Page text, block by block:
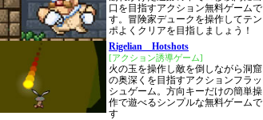
口を目指すアクション無料ゲームで
す。冒険家デュークを操作してテン
ポよくクリアを目指しましょう！
Rigelian Hotshots
[アクション誘導ゲーム]
火の玉を操作し敵を倒しながら洞窟
の奥深くを目指すアクションフラッ
シュゲーム。方向キーだけの簡単操
作で遊べるシンプルな無料ゲームで
す